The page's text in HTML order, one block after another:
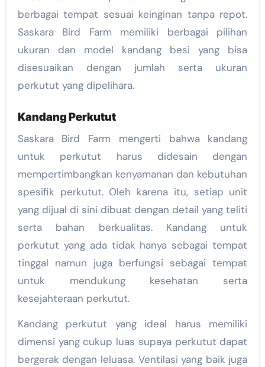
berbagai tempat sesuai keinginan tanpa repot.
Saskara Bird Farm memiliki berbagai pilihan
ukuran dan model kandang besi yang bisa
disesuaikan dengan jumlah serta ukuran
perkutut yang dipelihara.
Kandang Perkutut
Saskara Bird Farm mengerti bahwa kandang
untuk perkutut harus didesain dengan
mempertimbangkan kenyamanan dan kebutuhan
spesifik perkutut. Oleh karena itu, setiap unit
yang dijual di sini dibuat dengan detail yang teliti
serta bahan berkualitas. Kandang untuk
perkutut yang ada tidak hanya sebagai tempat
tinggal namun juga berfungsi sebagai tempat
untuk mendukung kesehatan serta
kesejahteraan perkutut.
Kandang perkutut yang ideal harus memiliki
dimensi yang cukup luas supaya perkutut dapat
bergerak dengan leluasa. Ventilasi yang baik juga